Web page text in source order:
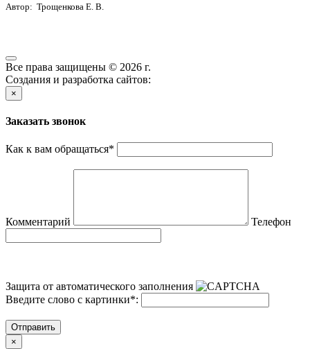
Автор: Трощенкова Е. В.
Все права защищены © 2026 г.
Создания и разработка сайтов:
×
Заказать звонок
Как к вам обращаться*
Комментарий Телефон
Защита от автоматического заполнения
Введите слово с картинки*:
Отправить
×